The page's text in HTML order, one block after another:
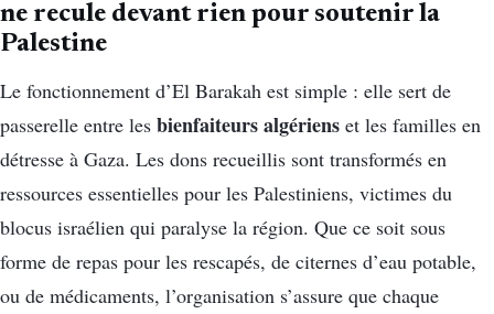
ne recule devant rien pour soutenir la
Palestine
Le fonctionnement d’El Barakah est simple : elle sert de
passerelle entre les bienfaiteurs algériens et les familles en
détresse à Gaza. Les dons recueillis sont transformés en
ressources essentielles pour les Palestiniens, victimes du
blocus israélien qui paralyse la région. Que ce soit sous
forme de repas pour les rescapés, de citernes d’eau potable,
ou de médicaments, l’organisation s’assure que chaque